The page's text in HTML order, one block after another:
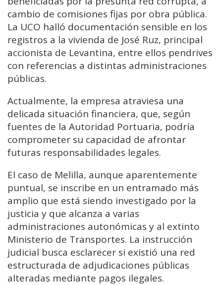
cambio de comisiones fijas por obra pública.
La UCO halló documentación sensible en los
registros a la vivienda de José Ruz, principal
accionista de Levantina, entre ellos pendrives
con referencias a distintas administraciones
públicas.
Actualmente, la empresa atraviesa una
delicada situación financiera, que, según
fuentes de la Autoridad Portuaria, podría
comprometer su capacidad de afrontar
futuras responsabilidades legales.
El caso de Melilla, aunque aparentemente
puntual, se inscribe en un entramado más
amplio que está siendo investigado por la
justicia y que alcanza a varias
administraciones autonómicas y al extinto
Ministerio de Transportes. La instrucción
judicial busca esclarecer si existió una red
estructurada de adjudicaciones públicas
alteradas mediante pagos ilegales.